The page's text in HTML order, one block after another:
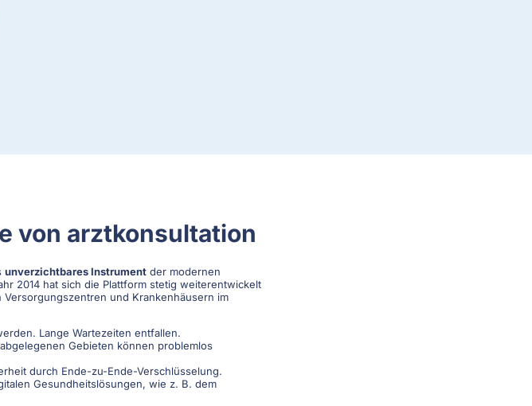
von arztkonsultation
unverzichtbares Instrument der modernen
2014 hat sich die Plattform stetig weiterentwickelt
und Krankenhäusern im
Lange Wartezeiten entfallen.
Gebieten können problemlos
durch Ende-zu-Ende-Verschlüsselung.
Gesundheitslösungen, wie z. B. dem